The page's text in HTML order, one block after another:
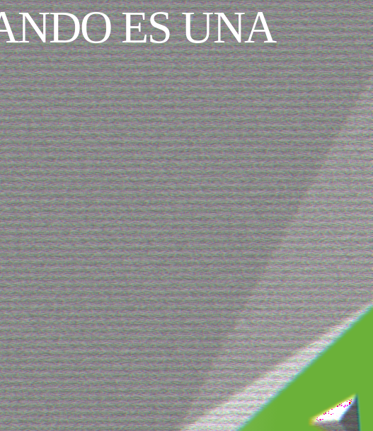
ES UNA